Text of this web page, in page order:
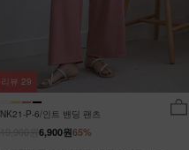
NK21-P-6/인트 밴딩 팬츠
65%
6,900원
리뷰 29